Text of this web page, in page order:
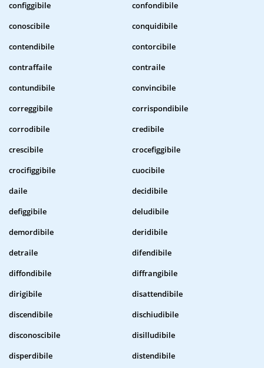
configgibile
confondibile
conoscibile
conquidibile
contendibile
contorcibile
contraffaile
contraile
contundibile
convincibile
correggibile
corrispondibile
corrodibile
credibile
crescibile
crocefiggibile
crocifiggibile
cuocibile
daile
decidibile
defiggibile
deludibile
demordibile
deridibile
detraile
difendibile
diffondibile
diffrangibile
dirigibile
disattendibile
discendibile
dischiudibile
disconoscibile
disilludibile
disperdibile
distendibile